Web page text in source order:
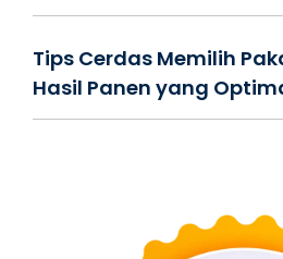
Tips Cerdas Memilih
Hasil Panen yang